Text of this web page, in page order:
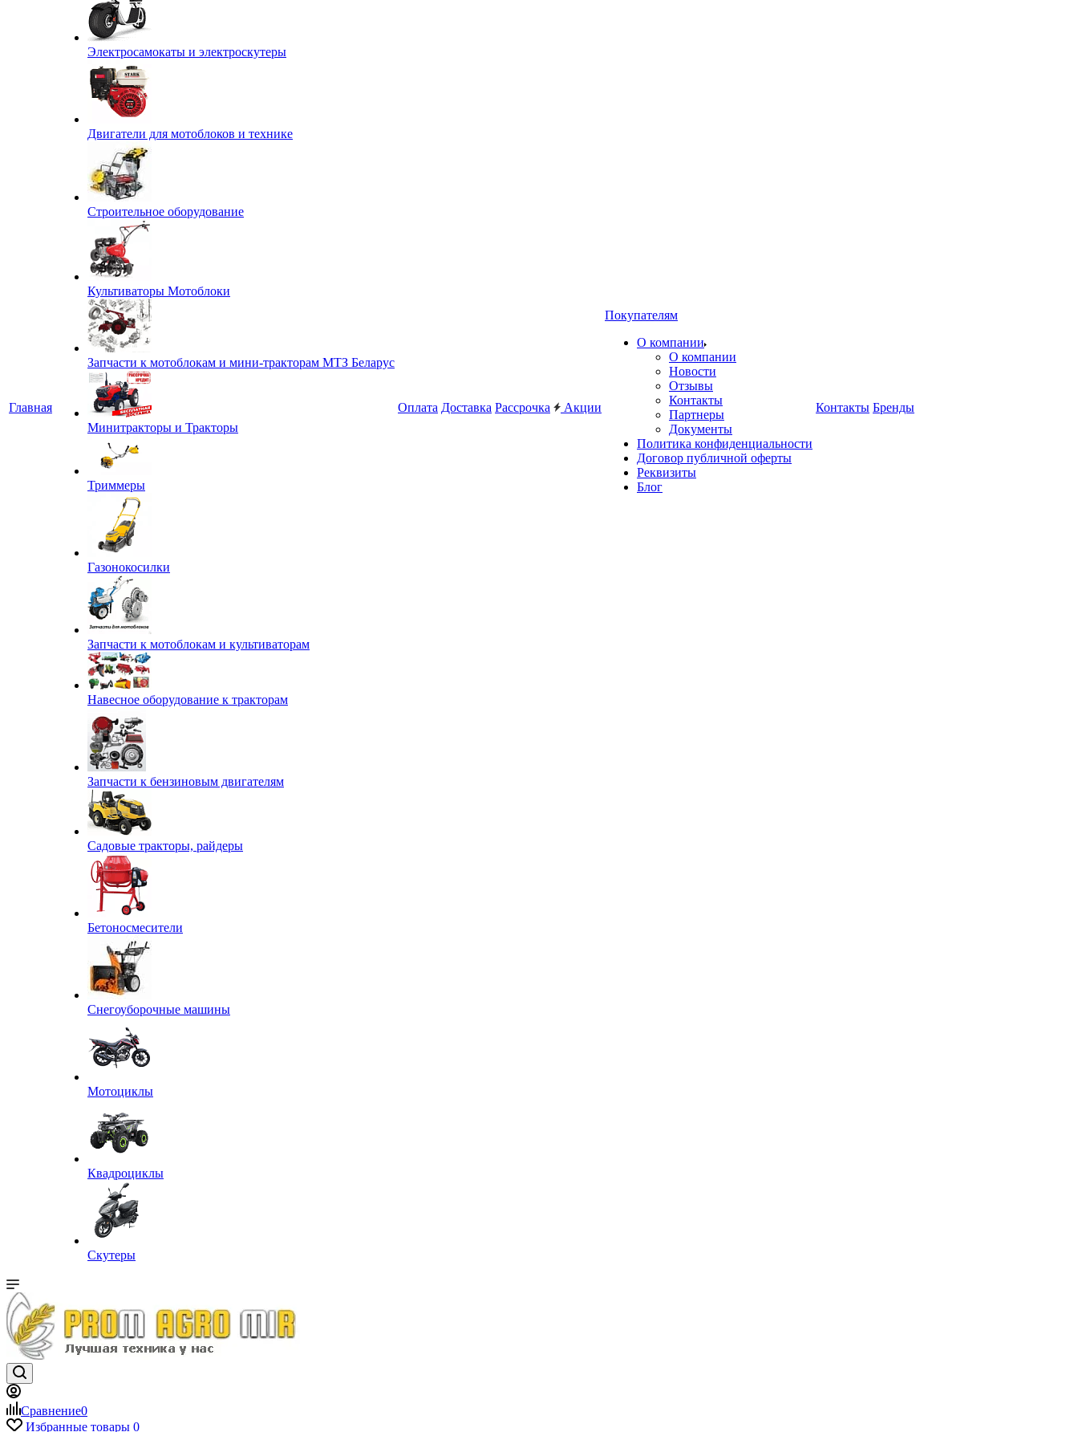
Главная
Электросамокаты и электроскутеры
Двигатели для мотоблоков и технике
Строительное оборудование
Культиваторы Мотоблоки
Запчасти к мотоблокам и мини-тракторам МТЗ Беларус
Минитракторы и Тракторы
Триммеры
Газонокосилки
Запчасти к мотоблокам и культиваторам
Навесное оборудование к тракторам
Запчасти к бензиновым двигателям
Садовые тракторы, райдеры
Бетоносмесители
Снегоуборочные машины
Мотоциклы
Квадроциклы
Скутеры
Оплата Доставка Рассрочка Акции
Покупателям
О компании
О компании
Новости
Отзывы
Контакты
Партнеры
Документы
Политика конфиденциальности
Договор публичной оферты
Реквизиты
Блог
Контакты Бренды
Сравнение0
Избранные товары 0